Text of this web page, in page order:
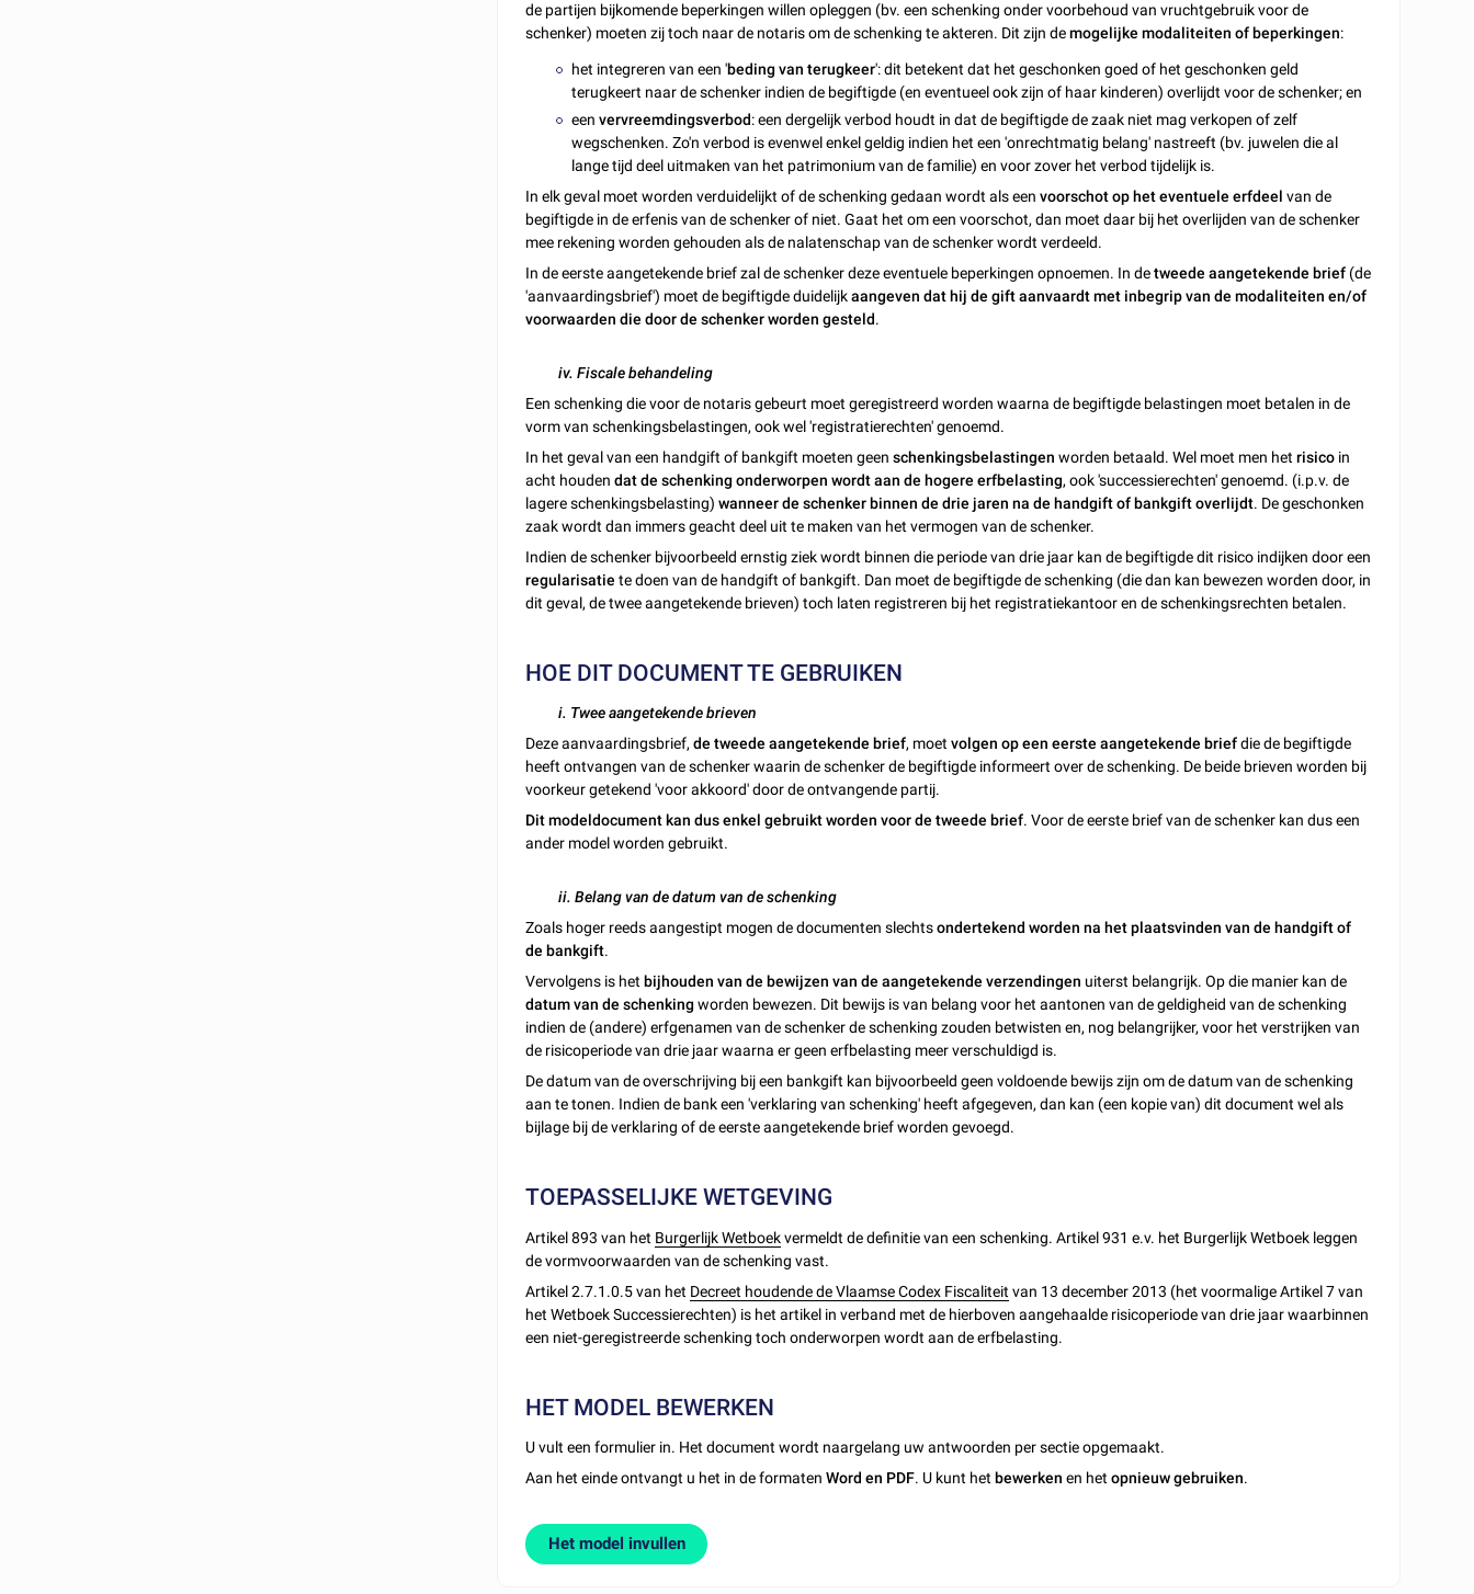
de partijen bijkomende beperkingen willen opleggen (bv. een schenking onder voorbehoud van vruchtgebruik voor de
schenker) moeten zij toch naar de notaris om de schenking te akteren. Dit zijn demogelijke modaliteiten of beperkingen:
het integreren van een 'beding van terugkeer': dit betekent dat het geschonken goed of het geschonken geld
terugkeert naar de schenker indien de begiftigde (en eventueel ook zijn of haar kinderen) overlijdt voor de schenker; en
eenvervreemdingsverbod: een dergelijk verbod houdt in dat de begiftigde de zaak niet mag verkopen of zelf
wegschenken. Zo'n verbod is evenwel enkel geldig indien het een 'onrechtmatig belang' nastreeft (bv. juwelen die al
lange tijd deel uitmaken van het patrimonium van de familie) en voor zover het verbod tijdelijk is.
In elk geval moet worden verduidelijkt of de schenking gedaan wordt als eenvoorschot op het eventuele erfdeel van de
begiftigde in de erfenis van de schenker of niet. Gaat het om een voorschot, dan moet daar bij het overlijden van de schenker
mee rekening worden gehouden als de nalatenschap van de schenker wordt verdeeld.
In de eerste aangetekende brief zal de schenker deze eventuele beperkingen opnoemen. In detweede aangetekende brief (de
'aanvaardingsbrief') moet de begiftigde duidelijkaangeven dat hij de gift aanvaardt met inbegrip van de modaliteiten en/of
voorwaarden die door de schenker worden gesteld.
iv. Fiscale behandeling
Een schenking die voor de notaris gebeurt moet geregistreerd worden waarna de begiftigde belastingen moet betalen in de
vorm van schenkingsbelastingen, ook wel 'registratierechten' genoemd.
In het geval van een handgift of bankgift moeten geenschenkingsbelastingen worden betaald. Wel moet men hetrisico in
acht houdendat de schenking onderworpen wordt aan de hogere erfbelasting, ook 'successierechten' genoemd. (i.p.v. de
lagere schenkingsbelasting)wanneer de schenker binnen de drie jaren na de handgift of bankgift overlijdt. De geschonken
zaak wordt dan immers geacht deel uit te maken van het vermogen van de schenker.
Indien de schenker bijvoorbeeld ernstig ziek wordt binnen die periode van drie jaar kan de begiftigde dit risico indijken door een
regularisatie te doen van de handgift of bankgift. Dan moet de begiftigde de schenking (die dan kan bewezen worden door, in
dit geval, de twee aangetekende brieven) toch laten registreren bij het registratiekantoor en de schenkingsrechten betalen.
HOE DIT DOCUMENT TE GEBRUIKEN
i. Twee aangetekende brieven
Deze aanvaardingsbrief,de tweede aangetekende brief, moetvolgen op een eerste aangetekende briefdie de begiftigde
heeft ontvangen van de schenker waarin de schenker de begiftigde informeert over de schenking. De beide brieven worden bij
voorkeur getekend 'voor akkoord' door de ontvangende partij.
Dit modeldocument kan dus enkel gebruikt worden voor de tweede brief. Voor de eerste brief van de schenker kan dus een
ander model worden gebruikt.
ii. Belang van de datum van de schenking
Zoals hoger reeds aangestipt mogen de documenten slechtsondertekend worden na het plaatsvinden van de handgift of
de bankgift.
Vervolgens is het bijhouden van de bewijzen van de aangetekende verzendingen uiterst belangrijk. Op die manier kan de
datum van de schenking worden bewezen. Dit bewijs is van belang voor het aantonen van de geldigheid van de schenking
indien de (andere) erfgenamen van de schenker de schenking zouden betwisten en, nog belangrijker, voor het verstrijken van
de risicoperiode van drie jaar waarna er geen erfbelasting meer verschuldigd is.
De datum van de overschrijving bij een bankgift kan bijvoorbeeld geen voldoende bewijs zijn om de datum van de schenking
aan te tonen. Indien de bank een 'verklaring van schenking' heeft afgegeven, dan kan (een kopie van) dit document wel als
bijlage bij de verklaring of de eerste aangetekende brief worden gevoegd.
TOEPASSELIJKE WETGEVING
Artikel 893 van het Burgerlijk Wetboekvermeldt de definitie van een schenking. Artikel 931 e.v. het Burgerlijk Wetboek leggen
de vormvoorwaarden van de schenking vast.
Artikel 2.7.1.0.5 van het Decreet houdende de Vlaamse Codex Fiscaliteit van 13 december 2013 (het voormalige Artikel 7 van
het Wetboek Successierechten) is het artikel in verband met de hierboven aangehaalde risicoperiode van drie jaar waarbinnen
een niet-geregistreerde schenking toch onderworpen wordt aan de erfbelasting.
HET MODEL BEWERKEN
U vult een formulier in. Het document wordt naargelang uw antwoorden per sectie opgemaakt.
Aan het einde ontvangt u het in de formatenWord en PDF. U kunt het bewerken en hetopnieuw gebruiken.
Het model invullen